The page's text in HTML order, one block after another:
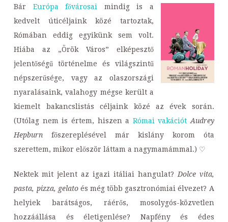
Bár Európa fővárosai mindig is a
kedvelt úticéljaink közé tartoztak,
Rómában eddig egyikünk sem volt.
Hiába az „Örök Város” elképesztő
jelentőségű történelme és világszintű
népszerűsége, vagy az olaszországi
nyaralásaink, valahogy mégse került a
kiemelt bakancslistás céljaink közé az évek során.
(Utólag nem is értem, hiszen a Római vakációt Audrey
Hepburn főszereplésével már kislány korom óta
szerettem, mikor először láttam a nagymamámmal.) ♡
Nektek mit jelent az igazi itáliai hangulat? Dolce vita,
pasta, pizza, gelatoés még több gasztronómiai élvezet? A
helyiek barátságos, ráérős, mosolygós-közvetlen
hozzáállása és életigenlése? Napfény és édes